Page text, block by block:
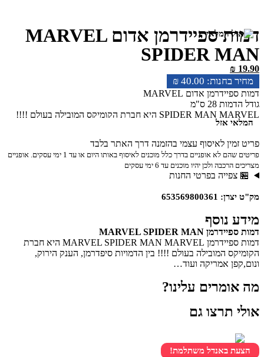
דמות ספיידרמן אדום MARVEL
SPIDER MAN
₪ 40.00
₪ 19.90
דמות ספיידרמן אדום MARVEL
גודל הדמות 28 ס"מ
SPIDER MAN MARVEL היא חברת הקומיקס המובילה בעולם !!!!
בין הדמויות ספיידרמן, הענק הירוק, ונום,קפן אמריקה ועוד…
המלאי אזל
פריט זמין לאיסוף עצמי בהזמנה דרך האתר בלבד
פריטים שהם לא אופניים בדרך כלל מוכנים לאיסוף באותו היום או עד 1 ימי עסקים. אופניים
מצריכים הרכבה ולכן יהיו מוכנים עד 6 ימי עסקים
🏪 צפייה בפרטי החנות
מק"ט יצרן: 653569800361
מידע נוסף
דמות ספיידרמן MARVEL SPIDER MAN
דמות ספיידרמן MARVEL SPIDER MAN MARVEL היא חברת
הקומיקס המובילה בעולם !!!! בין הדמויות סיפדרמן, הענק הירוק,
ונום,קפן אמריקה ועוד…
מה אומרים עלינו?
אולי תרצו גם
הצעת באנדל משתלמת!